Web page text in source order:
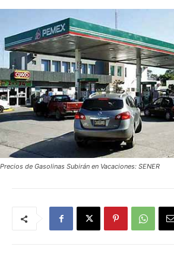
Precios de Gasolinas Subirán en Vacaciones: SENER